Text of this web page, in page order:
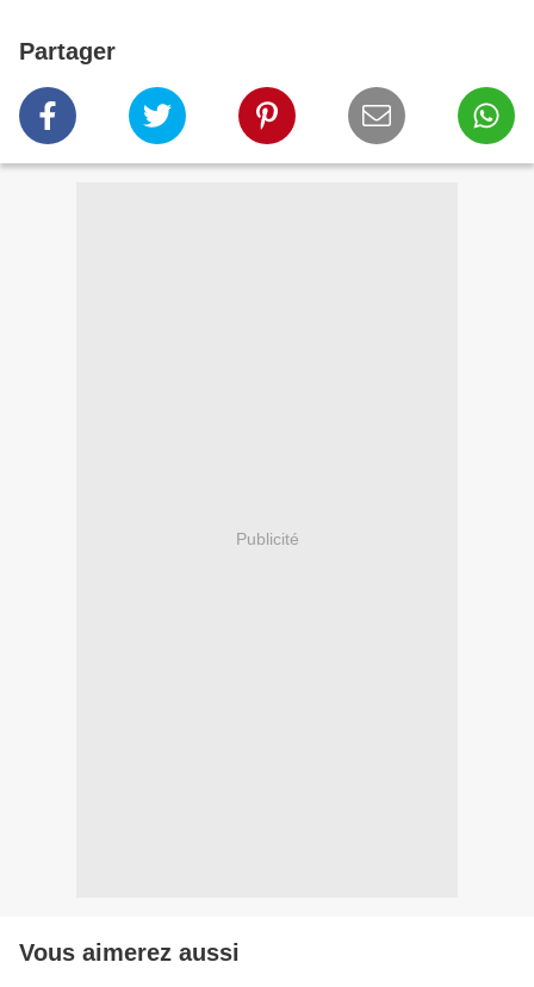
Partager
Publicité
Vous aimerez aussi